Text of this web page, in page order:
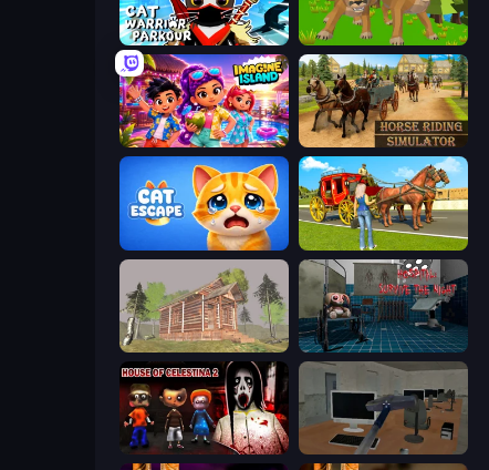
Cat Warrior Parkour Cougar Simulator: Big Cats
Imagine Island Horse Riding Simulator
Horse Cart Transport Taxi Game
Survive In The Forest Hospital: Survive the Night
House of Celestina: Chapter Two Office Horror Story